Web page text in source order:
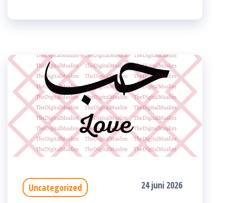
Uncategorized 24 juni 2026